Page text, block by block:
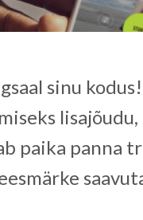
sinu
paika panna